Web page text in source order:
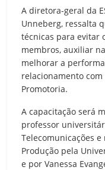
A diretora-geral da
Unneberg, ressalta
técnicas para evitar
membros, auxiliar
melhorar a
relacionamento
Promotoria.
A capacitação será
professor
Telecomunicações
Produção pela
e por Vanessa